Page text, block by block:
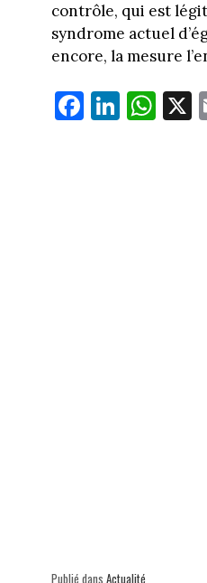
contrôle, qui est
syndrome actuel
encore, la mesure
Fa
ce
Li
nk
W
ha
X
Publié dans Actualité